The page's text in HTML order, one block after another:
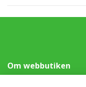
Om webbutiken